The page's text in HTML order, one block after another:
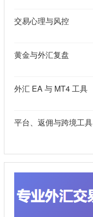
交易心理与风控
黄金与外汇复盘
外汇 EA 与 MT4 工具
平台、返佣与跨境工具